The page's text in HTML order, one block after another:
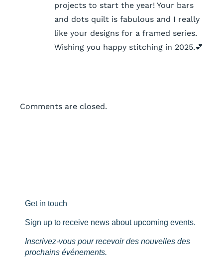
projects to start the year! Your bars
and dots quilt is fabulous and I really
like your designs for a framed series.
Wishing you happy stitching in 2025.💕
Comments are closed.
Get in touch
Sign up to receive news about upcoming events.
Inscrivez-vous pour recevoir des nouvelles des
prochains événements.